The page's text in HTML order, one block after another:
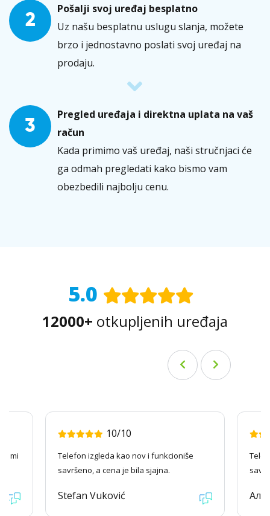
2
Pošalji svoj uređaj besplatno
Uz našu besplatnu uslugu slanja, možete
brzo i jednostavno poslati svoj uređaj na
prodaju.
3
Pregled uređaja i direktna uplata na vaš
račun
Kada primimo vaš uređaj, naši stručnjaci će
ga odmah pregledati kako bismo vam
obezbedili najbolju cenu.
5.0
12000+ otkupljenih uređaja
mi
10/10
Telefon izgleda kao nov i funkcioniše
savršeno, a cena je bila sjajna.
Stefan Vuković